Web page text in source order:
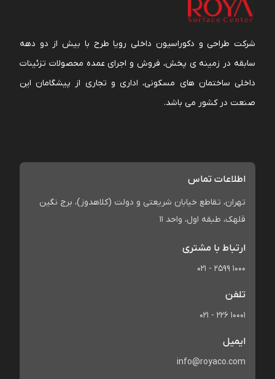
شرکت طراحی و دکوراسیون داخلی رویا طرح با بیش از دو دهه
سابقه در زمینه ی پخش، فروش و اجرای عمده محصولات تزئینات
داخلی ساختمان های مسکونی، اداری و تجاری از پیشگامان این
صنعت در کشور می باشد.
اطلاعات تماس
تهران، تقاطع خیابان شریعتی و دولت (کلاهدوز)، برج نگین
قلهک، طبقه اول، واحد 11
ارتباط با مشتری
021 - 2599 1000
تلفن
021 - 226 10001
ایمیل
info@royaco.com